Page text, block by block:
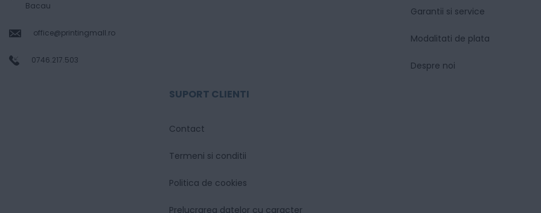
Bacau
office@printingmall.ro
0746.217.503
Garantii si service
Modalitati de plata
Despre noi
SUPORT CLIENTI
Contact
Termeni si conditii
Politica de cookies
Prelucrarea datelor cu caracter